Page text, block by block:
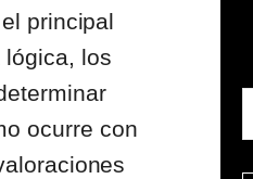
principal
los
ocurre con